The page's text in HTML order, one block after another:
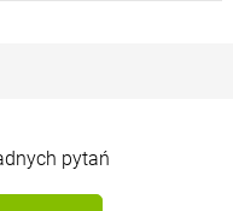
pytań